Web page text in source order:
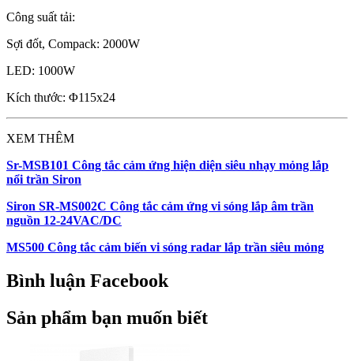
Công suất tải:
Sợi đốt, Compack: 2000W
LED: 1000W
Kích thước: Φ115x24
XEM THÊM
Sr-MSB101 Công tắc cảm ứng hiện diện siêu nhạy mỏng lắp
nổi trần Siron
Siron SR-MS002C Công tắc cảm ứng vi sóng lắp âm trần
nguồn 12-24VAC/DC
MS500 Công tắc cảm biến vi sóng radar lắp trần siêu mỏng
Bình luận Facebook
Sản phẩm bạn muốn biết